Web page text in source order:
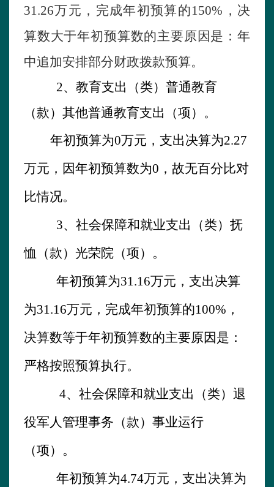
31.26万元，完成年初预算的150% ，决
算数大于年初预算数的主要原因是： 年
中追加安排部分财政拨款预算。
2、教育支出 （类）普通教育
（款） 其他普通教育支出
（项）。
年初预算为0万元，支出决算为2.27
万元， 因年初预算数为0 ， 故无百分比对
比情况。
3、社会保障和就业支出（类）抚
恤（款）光荣院（项）。
年初预算为31.16万元，支出决算
为31.16万元，完成年初预算的100% ，
决算数等于年初预算数的主要原因是：
严格按照预算执行。
4、社会保障和就业支出（类）退
役军人管理事务 （款） 事业运行
（项）。
年初预算为4.74万元，支出决算为